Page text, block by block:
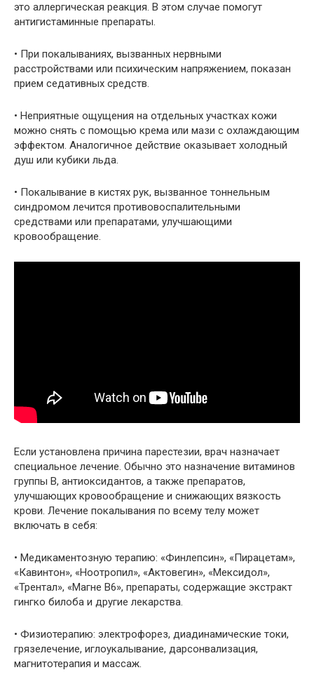
это аллергическая реакция. В этом случае помогут
антигистаминные препараты.
• При покалываниях, вызванных нервными
расстройствами или психическим напряжением, показан
прием седативных средств.
• Неприятные ощущения на отдельных участках кожи
можно снять с помощью крема или мази с охлаждающим
эффектом. Аналогичное действие оказывает холодный
душ или кубики льда.
• Покалывание в кистях рук, вызванное тоннельным
синдромом лечится противовоспалительными
средствами или препаратами, улучшающими
кровообращение.
Если установлена причина парестезии, врач назначает
специальное лечение. Обычно это назначение витаминов
группы В, антиоксидантов, а также препаратов,
улучшающих кровообращение и снижающих вязкость
крови. Лечение покалывания по всему телу может
включать в себя:
• Медикаментозную терапию: «Финлепсин», «Пирацетам»,
«Кавинтон», «Ноотропил», «Актовегин», «Мексидол»,
«Трентал», «Магне В6», препараты, содержащие экстракт
гингко билоба и другие лекарства.
• Физиотерапию: электрофорез, диадинамические токи,
грязелечение, иглоукалывание, дарсонвализация,
магнитотерапия и массаж.